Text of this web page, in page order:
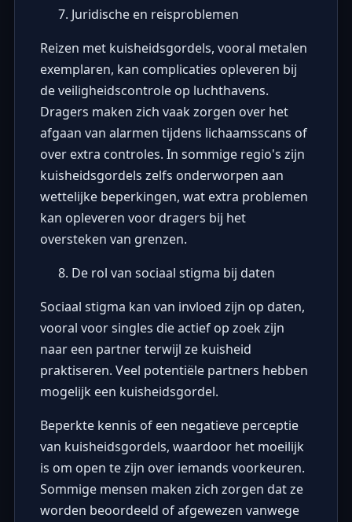
Juridische en reisproblemen
Reizen met kuisheidsgordels, vooral metalen
exemplaren, kan complicaties opleveren bij
de veiligheidscontrole op luchthavens.
Dragers maken zich vaak zorgen over het
afgaan van alarmen tijdens lichaamsscans of
over extra controles. In sommige regio's zijn
kuisheidsgordels zelfs onderworpen aan
wettelijke beperkingen, wat extra problemen
kan opleveren voor dragers bij het
oversteken van grenzen.
De rol van sociaal stigma bij daten
Sociaal stigma kan van invloed zijn op daten,
vooral voor singles die actief op zoek zijn
naar een partner terwijl ze kuisheid
praktiseren. Veel potentiële partners hebben
mogelijk een kuisheidsgordel.
Beperkte kennis of een negatieve perceptie
van kuisheidsgordels, waardoor het moeilijk
is om open te zijn over iemands voorkeuren.
Sommige mensen maken zich zorgen dat ze
worden beoordeeld of afgewezen vanwege